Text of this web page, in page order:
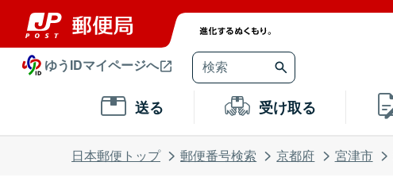
ゆうIDマイページへ
送る 受け取る
日本郵便トップ 郵便番号検索 京都府 宮津市